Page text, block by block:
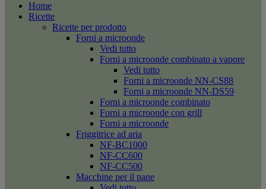
Home
Ricette
Ricette per prodotto
Forni a microonde
Vedi tutto
Forni a microonde combinato a vapore
Vedi tutto
Forni a microonde NN-CS88
Forni a microonde NN-DS59
Forni a microonde combinato
Forni a microonde con grill
Forni a microonde
Friggitrice ad aria
NF-BC1000
NF-CC600
NF-CC500
Macchine per il pane